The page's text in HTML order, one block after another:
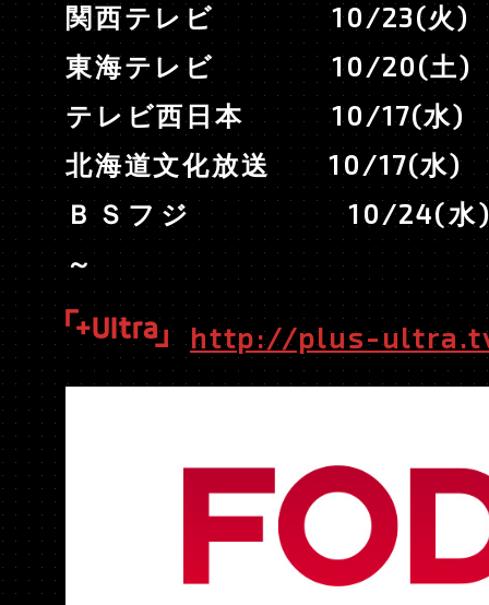
STAFF & CAST
Blu-ray
MOVIE
ON AIR
OFFICIAL
関西テレビ 10/23(火)
東海テレビ 10/20(土)
テレビ西日本 10/17(水)
北海道文化放送 10/17(水)
ＢＳフジ 10/24(水)
～
http://plus-